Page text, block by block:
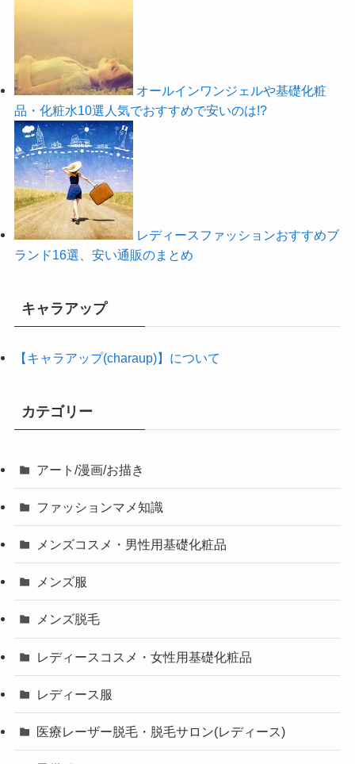
オールインワンジェルや基礎化粧
品・化粧水10選人気でおすすめで安いのは!?
レディースファッションおすすめブ
ランド16選、安い通販のまとめ
キャラアップ
【キャラアップ(charaup)】について
カテゴリー
アート/漫画/お描き
ファッションマメ知識
メンズコスメ・男性用基礎化粧品
メンズ服
メンズ脱毛
レディースコスメ・女性用基礎化粧品
レディース服
医療レーザー脱毛・脱毛サロン(レディース)